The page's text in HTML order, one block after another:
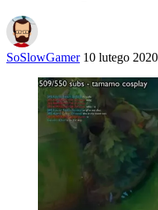
SoSlowGamer 10 lutego 2020